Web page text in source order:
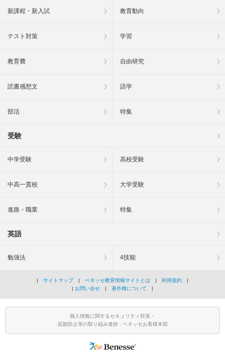
新課程・新入試 教育動向
テスト対策 学習
教育費 自由研究
読書感想文 語学
部活 特集
受験
中学受験 高校受験
中高一貫校 大学受験
進路・職業 特集
英語
勉強法 4技能
| サイトマップ| ベネッセ教育情報サイトとは | 利用規約 |
| お問い合せ | 著作権について |
個人情報に関するセキュリティ対策・
拡散防止等の取り組み進捗 : ベネッセお客様本部